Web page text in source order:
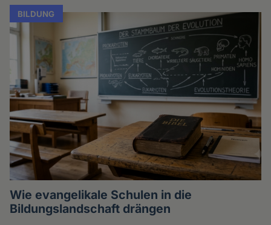
BILDUNG
Wie evangelikale Schulen in die
Bildungslandschaft drängen